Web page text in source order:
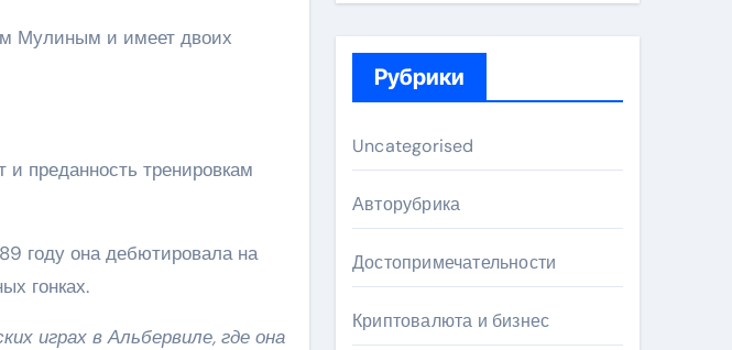
Мулиным и имеет двоих
преданность тренировкам
году она дебютировала на
гонках.
играх в Альбервиле, где она
Рубрики
Uncategorised
Авторубрика
Достопримечательности
Криптовалюта и бизнес